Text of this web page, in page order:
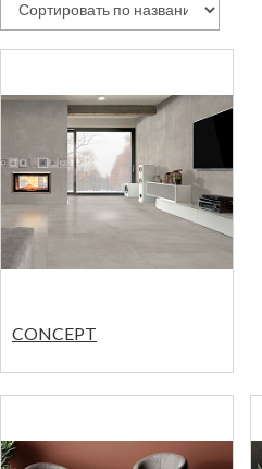
CONCEPT